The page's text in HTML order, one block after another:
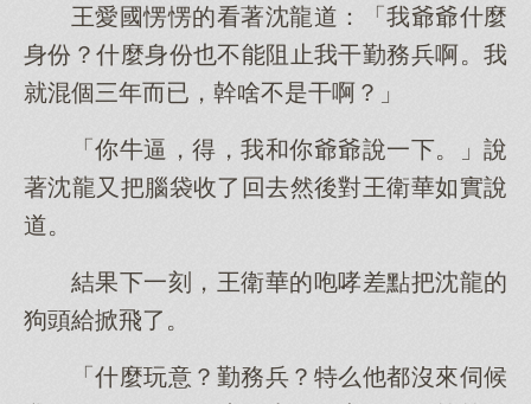
王愛國愣愣的看著沈龍道：「我爺爺什麼
身份？什麼身份也不能阻止我干勤務兵啊。我
就混個三年而已，幹啥不是干啊？」
「你牛逼，得，我和你爺爺說一下。」說
著沈龍又把腦袋收了回去然後對王衛華如實說
道。
結果下一刻，王衛華的咆哮差點把沈龍的
狗頭給掀飛了。
「什麼玩意？勤務兵？特么他都沒來伺候